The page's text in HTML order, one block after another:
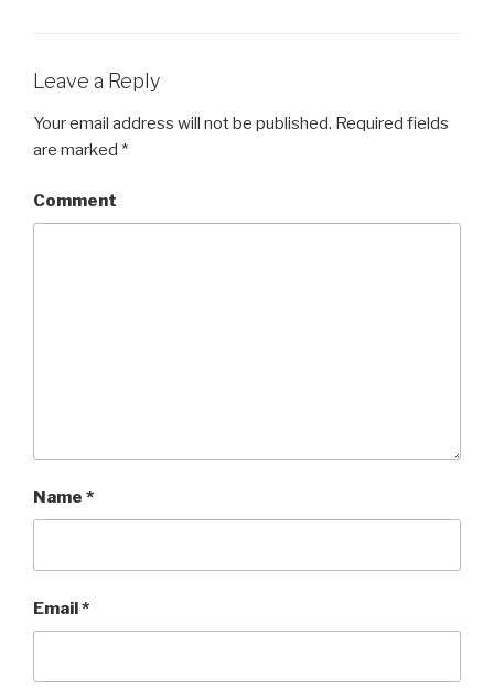
Leave a Reply
Your email address will not be published. Required fields
are marked *
Comment
Name *
Email*